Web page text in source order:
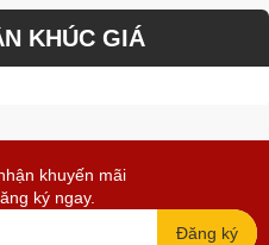
KHÚC GIÁ
khuyến mãi
ký ngay.
Đăng ký